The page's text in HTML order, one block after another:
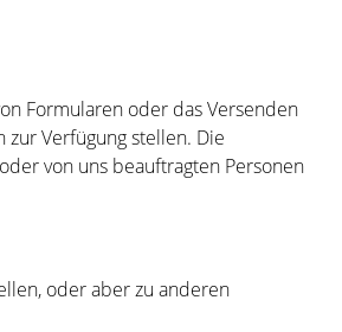
Formularen oder das Versenden
Verfügung stellen. Die
von uns beauftragten Personen
oder aber zu anderen